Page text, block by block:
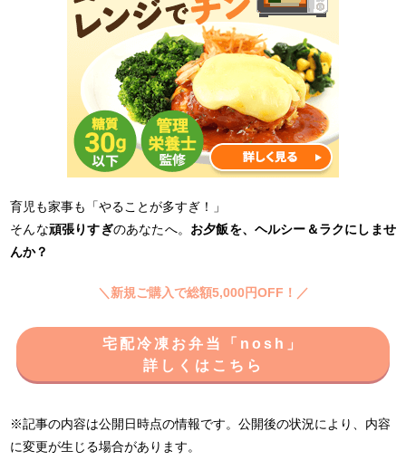
育児も家事も「やることが多すぎ！」
そんな頑張りすぎのあなたへ。 お夕飯を、ヘルシー＆ラクにしませ
んか？
＼新規ご購入で総額5,000円OFF！／
宅配冷凍お弁当「nosh」
詳しくはこちら
※記事の内容は公開日時点の情報です。公開後の状況により、内容
に変更が生じる場合があります。